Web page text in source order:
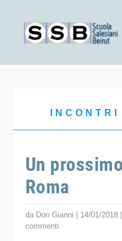
Un
Roma
da Don Gianni 14/01/2018|
commenti